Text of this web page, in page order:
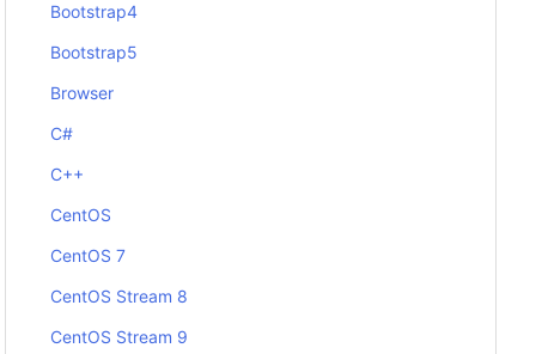
Bootstrap4
Bootstrap5
Browser
C#
C++
CentOS
CentOS 7
CentOS Stream 8
CentOS Stream 9